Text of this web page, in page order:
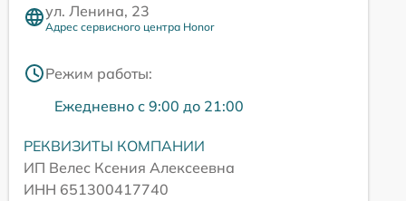
ул. Ленина, 23
Адрес сервисного центра Honor
Режим работы:
Ежедневно с 9:00 до 21:00
РЕКВИЗИТЫ КОМПАНИИ
ИП Велес Ксения Алексеевна
ИНН 651300417740